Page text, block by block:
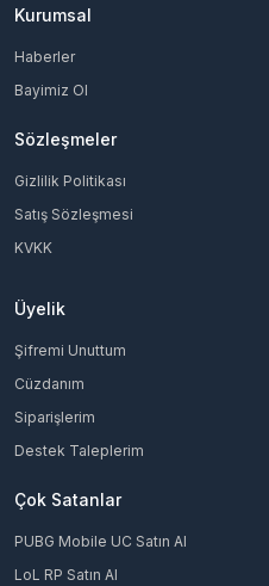
Kurumsal
Haberler
Bayimiz Ol
Sözleşmeler
Gizlilik Politikası
Satış Sözleşmesi
KVKK
Üyelik
Şifremi Unuttum
Cüzdanım
Siparişlerim
Destek Taleplerim
Çok Satanlar
PUBG Mobile UC Satın Al
LoL RP Satın Al